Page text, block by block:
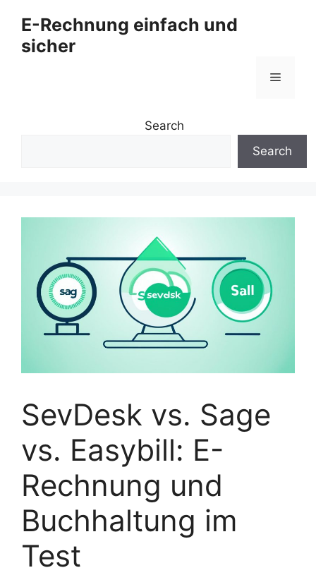
Inhalt
springen
E-Rechnung einfach und
sicher
Menü
Search
Search
SevDesk vs. Sage
vs. Easybill: E-
Rechnung und
Buchhaltung im
Test